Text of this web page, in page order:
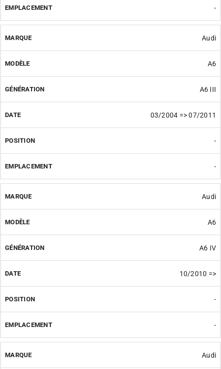
-
Audi
A6
A6 III
03/2004 => 07/2011
-
-
Audi
A6
A6 IV
10/2010 =>
-
-
Audi